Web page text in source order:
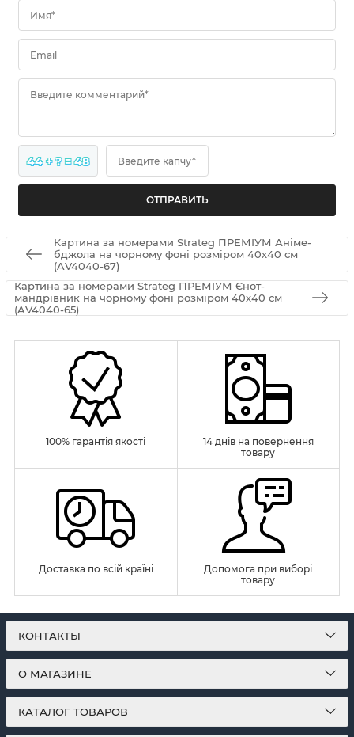
Имя*
Email
Введите комментарий*
44 + ? = 48 Введите капчу*
Картина за номерами Strateg ПРЕМІУМ Аніме-
бджола на чорному фоні розміром 40х40 см
(AV4040-67)
Картина за номерами Strateg ПРЕМІУМ Єнот-
мандрівник на чорному фоні розміром 40х40 см
(AV4040-65)
100% гарантія якості
14 днів на повернення
товару
Доставка по всій країні
Допомога при виборі
товару
КОНТАКТЫ
О МАГАЗИНЕ
КАТАЛОГ ТОВАРОВ